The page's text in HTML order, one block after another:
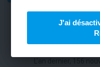
ALLEMAGNE
818 MW
J'ai